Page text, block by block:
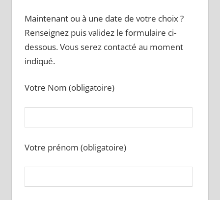
Maintenant ou à une date de votre choix ?
Renseignez puis validez le formulaire ci-
dessous. Vous serez contacté au moment
indiqué.
Votre Nom (obligatoire)
Votre prénom (obligatoire)